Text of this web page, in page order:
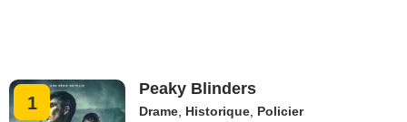
1
Peaky Blinders
Drame Historique Policier